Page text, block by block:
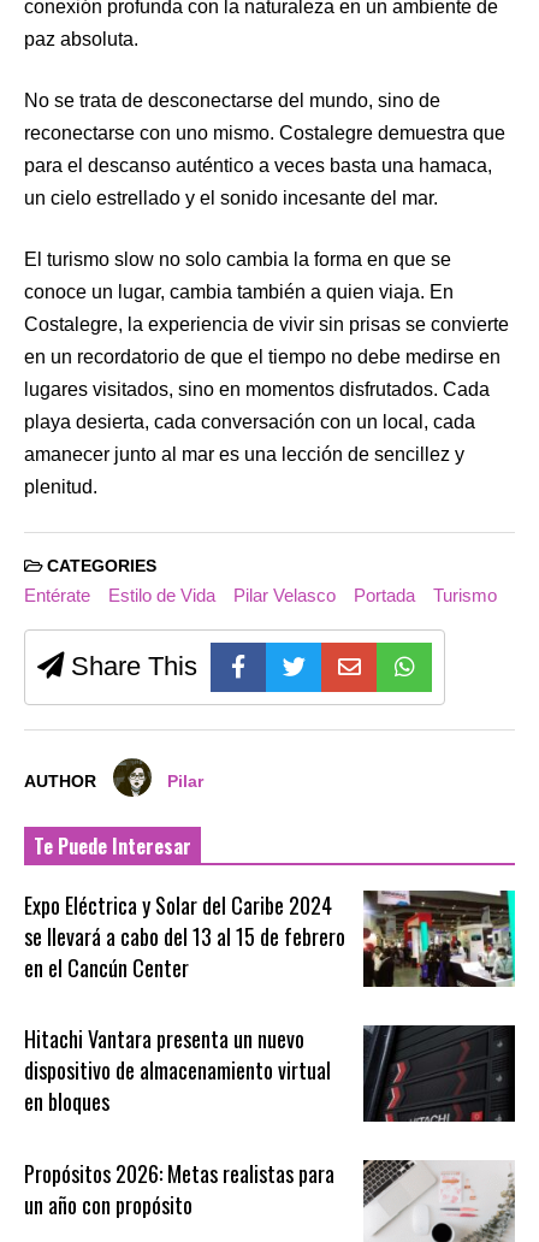
conexión profunda con la naturaleza en un ambiente de
paz absoluta.
No se trata de desconectarse del mundo, sino de
reconectarse con uno mismo. Costalegre demuestra que
para el descanso auténtico a veces basta una hamaca,
un cielo estrellado y el sonido incesante del mar.
El turismo slow no solo cambia la forma en que se
conoce un lugar, cambia también a quien viaja. En
Costalegre, la experiencia de vivir sin prisas se convierte
en un recordatorio de que el tiempo no debe medirse en
lugares visitados, sino en momentos disfrutados. Cada
playa desierta, cada conversación con un local, cada
amanecer junto al mar es una lección de sencillez y
plenitud.
CATEGORIES
Entérate Estilo de Vida Pilar Velasco Portada Turismo
Share This
AUTHOR Pilar
Te Puede Interesar
Expo Eléctrica y Solar del Caribe 2024
se llevará a cabo del 13 al 15 de febrero
en el Cancún Center
Hitachi Vantara presenta un nuevo
dispositivo de almacenamiento virtual
en bloques
Propósitos 2026: Metas realistas para
un año con propósito